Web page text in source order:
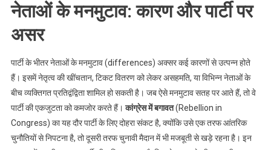
नेताओं के मनमुटाव: कारण और पार्टी पर
असर
पार्टी के भीतर नेताओं के मनमुटाव (differences) अक्सर कई कारणों से उत्पन्न होते
हैं। इसमें नेतृत्व की खींचतान, टिकट वितरण को लेकर असहमति, या विभिन्न नेताओं के
बीच व्यक्तिगत प्रतिद्वंद्विता शामिल हो सकती है। जब ऐसे मनमुटाव सतह पर आते हैं, तो वे
पार्टी की एकजुटता को कमजोर करते हैं।कांग्रेस में बगावत(Rebellion in
Congress) का यह दौर पार्टी के लिए दोहरा संकट है, क्योंकि उसे एक तरफ आंतरिक
चुनौतियों से निपटना है, तो दूसरी तरफ चुनावी मैदान में भी मजबूती से खड़े रहना है। इन